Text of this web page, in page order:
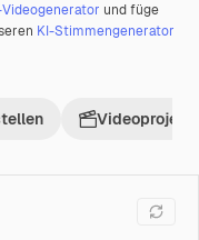
Videogenerator und füge
KI-Stimmengenerator
Videoprojekt